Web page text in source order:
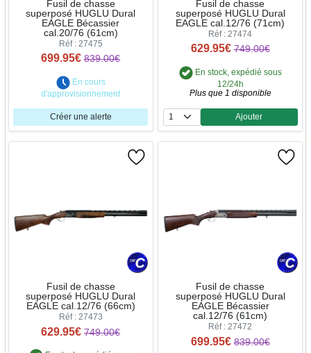
Fusil de chasse
superposé HUGLU Dural
EAGLE Bécassier
cal.20/76 (61cm)
Réf : 27475
699.95€ 839.00€
En cours
d'approvisionnement
Créer une alerte
Fusil de chasse
superposé HUGLU Dural
EAGLE cal.12/76 (71cm)
Réf : 27474
629.95€ 749.00€
En stock, expédié sous
12/24h
Plus que 1 disponible
Quantité
Ajouter
Fusil de chasse
superposé HUGLU Dural
EAGLE cal.12/76 (66cm)
Réf : 27473
629.95€ 749.00€
Fusil de chasse
superposé HUGLU Dural
EAGLE Bécassier
cal.12/76 (61cm)
Réf : 27472
699.95€ 839.00€